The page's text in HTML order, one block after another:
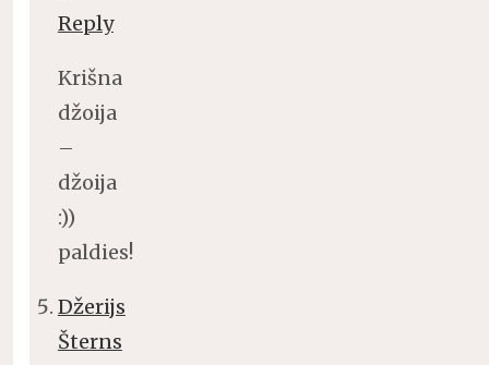
Reply
Krišna
džoija
–
džoija
:))
paldies!
Džerijs
Šterns